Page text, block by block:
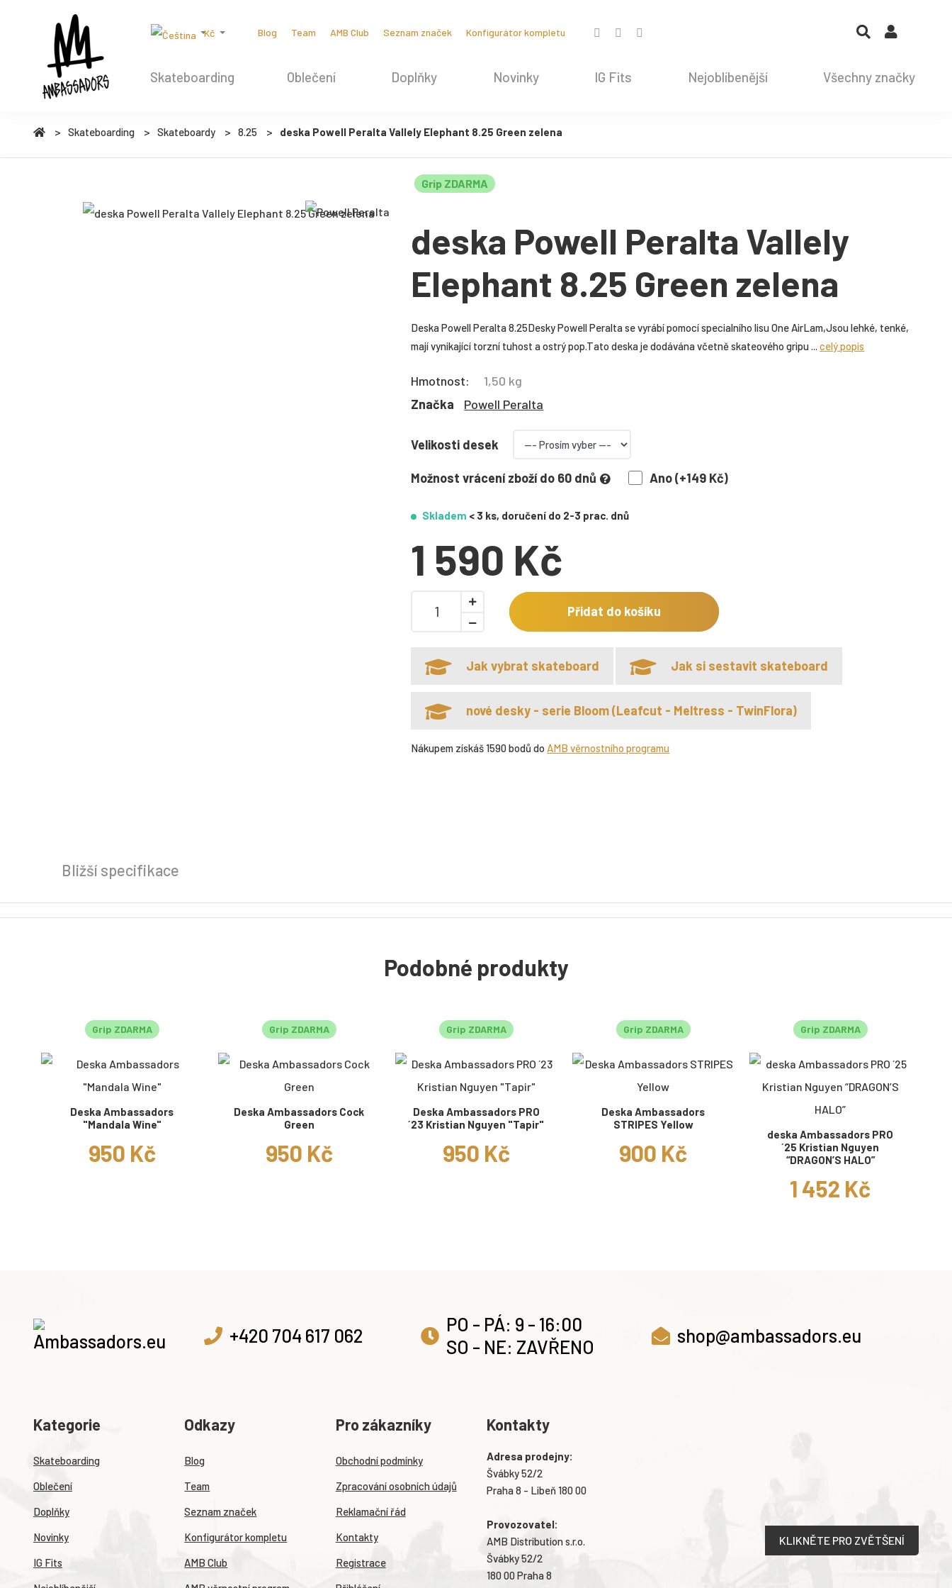
Kč Blog Team AMB Club Seznam značek Konfigurátor kompletu
Skateboarding Oblečení Doplňky Novinky IG Fits Nejoblíbenější Všechny značky
Skateboarding Skateboardy 8.25 deska Powell Peralta Vallely Elephant 8.25 Green zelena
Grip ZDARMA
deska Powell Peralta Vallely
Elephant 8.25 Green zelena
Deska Powell Peralta 8.25Desky Powell Peralta se vyrábí pomocí specialního lisu One AirLam,Jsou lehké, tenké,
mají vynikající torzní tuhost a ostrý pop. Tato deska je dodávána včetně skateového gripu ...celý popis
Hmotnost:
1,50 kg
Značka
Powell Peralta
Velikosti desek
Možnost vrácení zboží do 60 dnů Ano (+149 Kč)
Skladem < 3 ks, doručení do 2-3 prac. dnů
1 590 Kč
Přidat do košíku
Jak vybrat skateboard Jak si sestavit skateboard
nové desky - serie Bloom (Leafcut - Meltress - TwinFlora)
Nákupem získáš 1590 bodů do AMB věrnostního programu
Bližší specifikace
Podobné produkty
Grip ZDARMA
Deska Ambassadors
"Mandala Wine"
950 Kč
Grip ZDARMA
Deska Ambassadors Cock
Green
950 Kč
Grip ZDARMA
Deska Ambassadors PRO
´23 Kristian Nguyen "Tapir"
950 Kč
Grip ZDARMA
Deska Ambassadors
STRIPES Yellow
900 Kč
Grip ZDARMA
deska Ambassadors PRO
´25 Kristian Nguyen
“DRAGON’S HALO”
1 452 Kč
+420 704 617 062
PO - PÁ: 9 - 16:00
SO - NE: ZAVŘENO
shop@ambassadors.eu
Kategorie
Skateboarding
Oblečení
Doplňky
Novinky
IG Fits
Odkazy
Blog
Team
Seznam značek
Konfigurátor kompletu
AMB Club
Pro zákazníky
Obchodní podmínky
Zpracování osobních údajů
Reklamační řád
Kontakty
Registrace
Kontakty
Adresa prodejny:
Švábky 52/2
Praha 8 - Libeň 180 00
Provozovatel:
AMB Distribution s.r.o.
Švábky 52/2
180 00 Praha 8
KLIKNĚTE PRO ZVĚTŠENÍ